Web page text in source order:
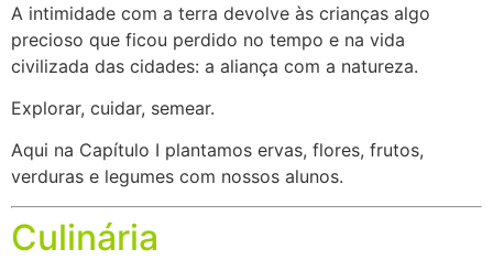
A intimidade com a terra devolve às crianças algo
precioso que ficou perdido no tempo e na vida
civilizada das cidades: a aliança com a natureza.
Explorar, cuidar, semear.
Aqui na Capítulo I plantamos ervas, flores, frutos,
verduras e legumes com nossos alunos.
Culinária